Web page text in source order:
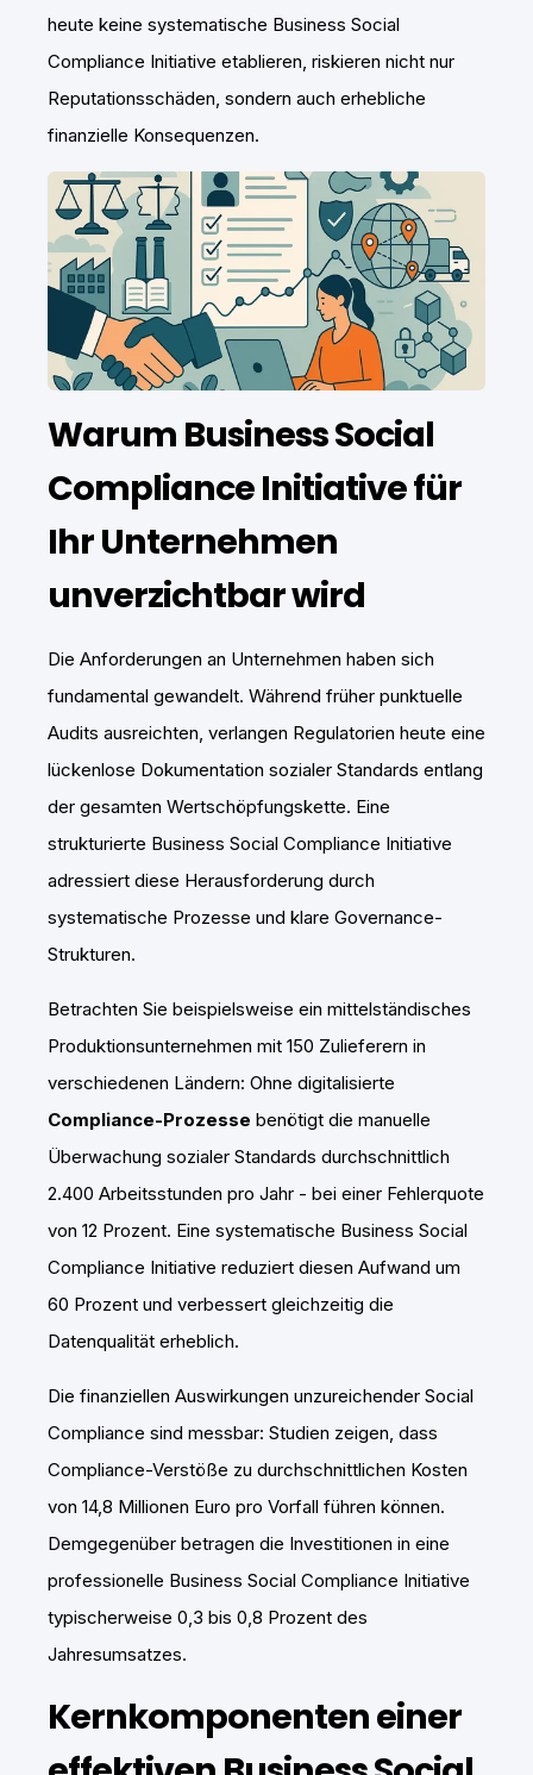
heute keine systematische Business Social
Compliance Initiative etablieren, riskieren nicht nur
Reputationsschäden, sondern auch erhebliche
finanzielle Konsequenzen.
Warum Business Social
Compliance Initiative für
Ihr Unternehmen
unverzichtbar wird
Die Anforderungen an Unternehmen haben sich
fundamental gewandelt. Während früher punktuelle
Audits ausreichten, verlangen Regulatorien heute eine
lückenlose Dokumentation sozialer Standards entlang
der gesamten Wertschöpfungskette. Eine
strukturierte Business Social Compliance Initiative
adressiert diese Herausforderung durch
systematische Prozesse und klare Governance-
Strukturen.
Betrachten Sie beispielsweise ein mittelständisches
Produktionsunternehmen mit 150 Zulieferern in
verschiedenen Ländern: Ohne digitalisierte
Compliance-Prozesse benötigt die manuelle
Überwachung sozialer Standards durchschnittlich
2.400 Arbeitsstunden pro Jahr - bei einer Fehlerquote
von 12 Prozent. Eine systematische Business Social
Compliance Initiative reduziert diesen Aufwand um
60 Prozent und verbessert gleichzeitig die
Datenqualität erheblich.
Die finanziellen Auswirkungen unzureichender Social
Compliance sind messbar: Studien zeigen, dass
Compliance-Verstöße zu durchschnittlichen Kosten
von 14,8 Millionen Euro pro Vorfall führen können.
Demgegenüber betragen die Investitionen in eine
professionelle Business Social Compliance Initiative
typischerweise 0,3 bis 0,8 Prozent des
Jahresumsatzes.
Kernkomponenten einer